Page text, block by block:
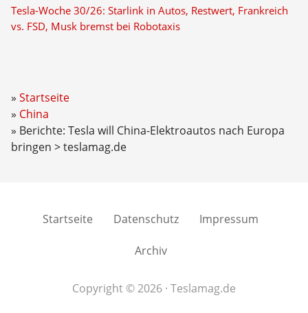
Tesla-Woche 30/26: Starlink in Autos, Restwert, Frankreich
vs. FSD, Musk bremst bei Robotaxis
Startseite
China
Berichte: Tesla will China-Elektroautos nach Europa
bringen > teslamag.de
Startseite Datenschutz Impressum
Archiv
Copyright © 2026 · Teslamag.de